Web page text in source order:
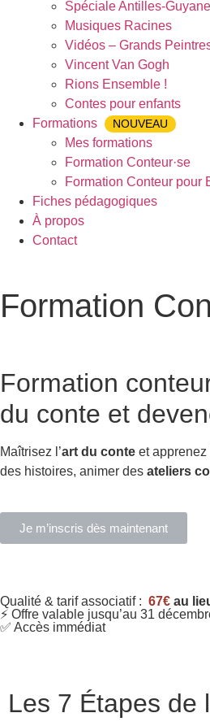
Spéciale Antilles-Guyane
Musiques Racines
Vidéos – Grands
Vincent Van Gogh
Rions Ensemble !
Contes pour enfants
Formations
NOUVEAU
Mes formations
Formation Conteur·se
Formation Conteur pour
Fiches pédagogiques
À propos
Contact
Formation
Formation
du conte et
Maîtrisez l’art du conte et
des histoires, animer des ateliers
Je m’inscris dès maintenant
Qualité & tarif associatif : 67€ au
⚡ Offre valable jusqu’au 31
✅ Accès immédiat
Les 7 Étapes de